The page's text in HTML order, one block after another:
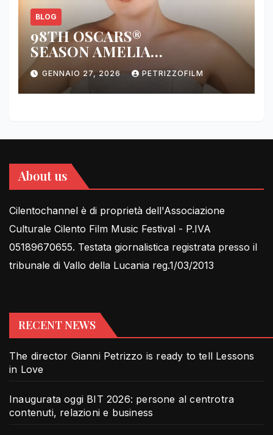
BLOG
98TH OSCARS®
SEASON AMELIA
DIMOLDENBERG RETURNS
FOR THIRD YEAR
GENNAIO 27, 2026 PETRIZZOFILM
About us
Cilentochannel è di proprietà dell'Associazione
Culturale Cilento Film Music Festival - P.IVA
05189670655. Testata giornalistica registrata presso il
tribunale di Vallo della Lucania reg.1/03/2013
RECENT NEWS
The director Gianni Petrizzo is ready to tell Lessons
in Love
Inaugurata oggi BIT 2026: persone al centrotra
contenuti, relazioni e business